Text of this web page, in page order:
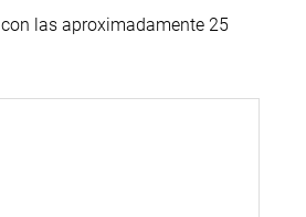
las aproximadamente 25